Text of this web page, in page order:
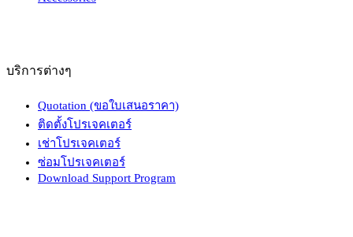
บริการต่างๆ
Quotation (ขอใบเสนอราคา)
ติดตั้งโปรเจคเตอร์
เช่าโปรเจคเตอร์
ซ่อมโปรเจคเตอร์
Download Support Program